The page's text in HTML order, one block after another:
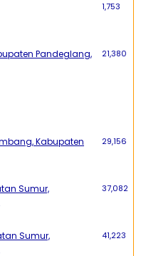
1,753
Pandeglang,
21,380
Kabupaten
29,156
Sumur,
37,082
Sumur,
41,223